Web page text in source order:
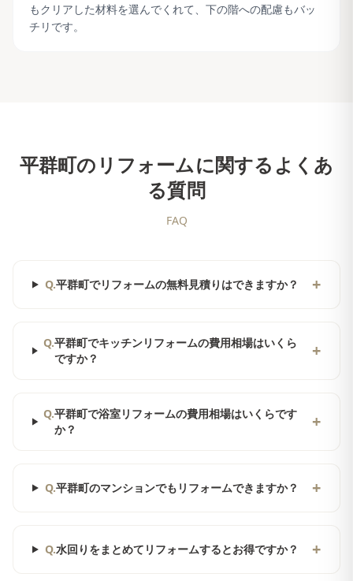
もクリアした材料を選んでくれて、下の階への配慮もバッ
チリです。
平群町のリフォームに関するよくあ
る質問
FAQ
Q.平群町でリフォームの無料見積りはできますか？ +
Q.平群町でキッチンリフォームの費用相場はいくら
ですか？
+
Q.平群町で浴室リフォームの費用相場はいくらです
か？
+
Q.平群町のマンションでもリフォームできますか？ +
Q.水回りをまとめてリフォームするとお得ですか？ +